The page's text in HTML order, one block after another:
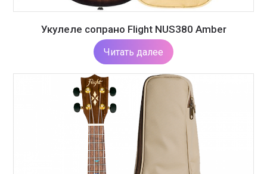
Укулеле сопрано Flight NUS380 Amber
Читать далее